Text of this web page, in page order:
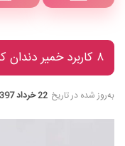
۸ کاربرد خمیر دندان که شما را شگفت زده می کند!
به‌روز شده در تاریخ 22 خرداد 1397